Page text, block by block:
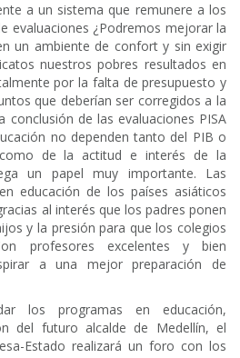
a un sistema que remunere a los
evaluaciones ¿Podremos mejorar la
un ambiente de confort y sin exigir
nuestros pobres resultados en
por la falta de presupuesto y
que deberían ser corregidos a la
conclusión de las evaluaciones PISA
no dependen tanto del PIB o
de la actitud e interés de la
un papel muy importante. Las
educación de los países asiáticos
al interés que los padres ponen
y la presión para que los colegios
profesores excelentes y bien
a una mejor preparación de
los programas en educación,
del futuro alcalde de Medellín, el
Estado realizará un foro con los